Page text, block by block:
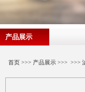
产品展示
首页>>> 产品展示>>> >>>